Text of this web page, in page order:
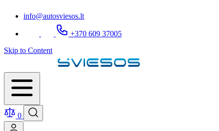
info@autosviesos.lt
+370 609 37005
Skip to Content
0